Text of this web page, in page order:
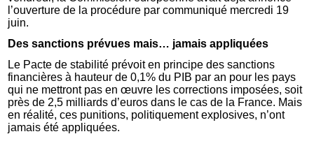
l’ouverture de la procédure par communiqué mercredi 19
juin.
Des sanctions prévues mais… jamais appliquées
Le Pacte de stabilité prévoit en principe des sanctions
financières à hauteur de 0,1% du PIB par an pour les pays
qui ne mettront pas en œuvre les corrections imposées, soit
près de 2,5 milliards d’euros dans le cas de la France. Mais
en réalité, ces punitions, politiquement explosives, n’ont
jamais été appliquées.